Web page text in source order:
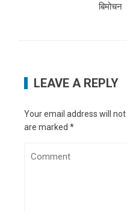
बिमोचन
LEAVE A REPLY
Your email address will not
are marked *